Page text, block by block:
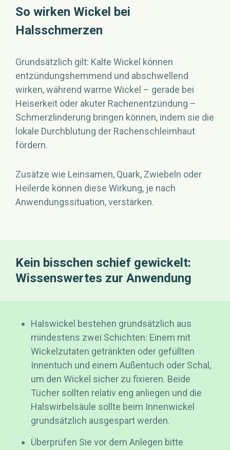
So wirken Wickel bei
Halsschmerzen
Grundsätzlich gilt: Kalte Wickel können
entzündungshemmend und abschwellend
wirken, während warme Wickel – gerade bei
Heiserkeit oder akuter Rachenentzündung –
Schmerzlinderung bringen können, indem sie die
lokale Durchblutung der Rachenschleimhaut
fördern.
Zusätze wie Leinsamen, Quark, Zwiebeln oder
Heilerde können diese Wirkung, je nach
Anwendungssituation, verstärken.
Kein bisschen schief gewickelt:
Wissenswertes zur Anwendung
Halswickel bestehen grundsätzlich aus
mindestens zwei Schichten: Einem mit
Wickelzutaten getränkten oder gefüllten
Innentuch und einem Außentuch oder Schal,
um den Wickel sicher zu fixieren. Beide
Tücher sollten relativ eng anliegen und die
Halswirbelsäule sollte beim Innenwickel
grundsätzlich ausgespart werden.
Überprüfen Sie vor dem Anlegen bitte